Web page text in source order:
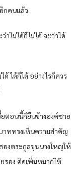
กคนแล้ว
าไม่ได้ก็ไม่ได้ จะว่าได้
ด้ ได้ก็ได้ อย่างไรก็ควร
ยตอนนี้ก็ยืนข้างองค์ชาย
าททรงเห็นความสำคัญ
งตระกูลขุนนางใหญ่ให้
รอง คิดเพิ่มหมากให้